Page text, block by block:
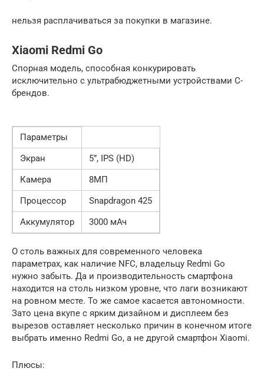
нельзя расплачиваться за покупки в магазине.
Xiaomi Redmi Go
Спорная модель, способная конкурировать
исключительно с ультрабюджетными устройствами C-
брендов.
Параметры
Экран
5”, IPS (HD)
Камера
8МП
Процессор
Snapdragon 425
Аккумулятор
3000 мАч
О столь важных для современного человека
параметрах, как наличие NFC, владельцу Redmi Go
нужно забыть. Да и производительность смартфона
находится на столь низком уровне, что лаги возникают
на ровном месте. То же самое касается автономности.
Зато цена вкупе с ярким дизайном и дисплеем без
вырезов оставляет несколько причин в конечном итоге
выбрать именно Redmi Go, а не другой смартфон Xiaomi.
Плюсы: